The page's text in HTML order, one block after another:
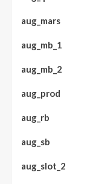
aug_mars
aug_mb_1
aug_mb_2
aug_prod
aug_rb
aug_sb
aug_slot_2